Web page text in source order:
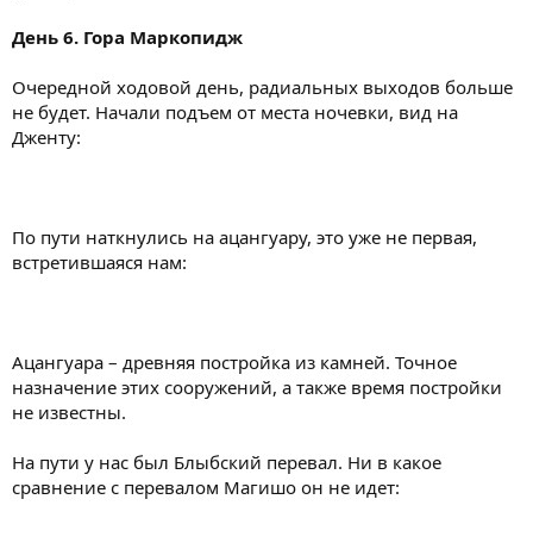
День 6. Гора Маркопидж
Очередной ходовой день, радиальных выходов больше
не будет. Начали подъем от места ночевки, вид на
Дженту:
По пути наткнулись на ацангуару, это уже не первая,
встретившаяся нам:
Ацангуара – древняя постройка из камней. Точное
назначение этих сооружений, а также время постройки
не известны.
На пути у нас был Блыбский перевал. Ни в какое
сравнение с перевалом Магишо он не идет: